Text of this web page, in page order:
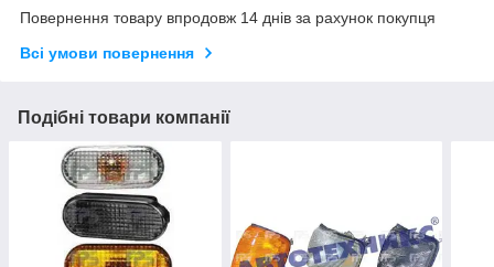
Повернення товару впродовж 14 днів за рахунок покупця
Всі умови повернення
Подібні товари компанії